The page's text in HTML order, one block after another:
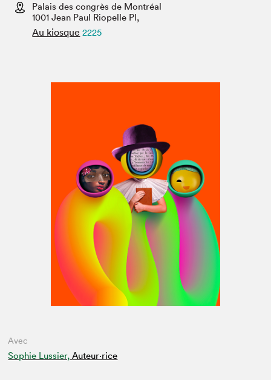
Espace exposant⋅e⋅s
Espace enseignant·e·s
Projets partenaires
Palais des congrès de Montréal
1001 Jean Paul Riopelle Pl,
Au kiosque 2225
Avec
Sophie Lussier, Auteur·rice